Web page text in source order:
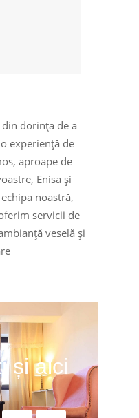
dorința de a
experiență de
aproape de
Enisa și
noastră,
servicii de
veselă și
și aici